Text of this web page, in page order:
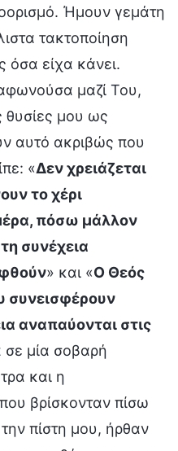
Ήμουν γεμάτη
τακτοποίηση
όσα είχα κάνει.
μαζί Του,
θυσίες μου ως
αυτό ακριβώς που
«Δεν χρειάζεται
τo χέρι
πόσω μάλλον
συνέχεια
» και «Ο Θεός
συνεισφέρουν
αναπαύονται στις
μία σοβαρή
και η
βρίσκονταν πίσω
πίστη μου, ήρθαν